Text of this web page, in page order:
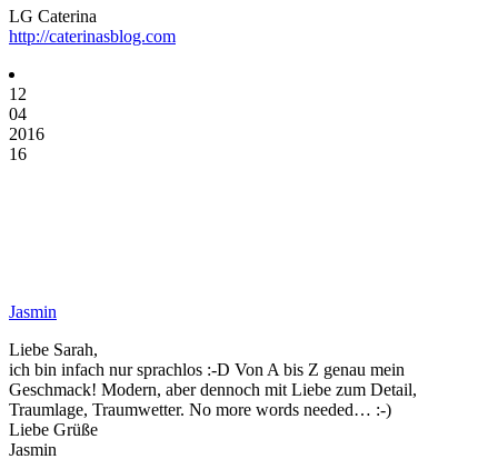
LG Caterina
http://caterinasblog.com
12
04
2016
16
Jasmin
Liebe Sarah,
ich bin infach nur sprachlos :-D Von A bis Z genau mein
Geschmack! Modern, aber dennoch mit Liebe zum Detail,
Traumlage, Traumwetter. No more words needed… :-)
Liebe Grüße
Jasmin